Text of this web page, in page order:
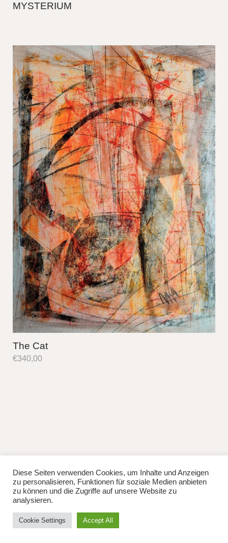
MYSTERIUM
The Cat
€340,00
fb instag
© 2026Lisa Manhuru. Powered byWordPress
Theme: Weta vonElmastudio.
Diese Seiten verwenden Cookies, um Inhalte und Anzeigen
zu personalisieren, Funktionen für soziale Medien anbieten
zu können und die Zugriffe auf unsere Website zu
analysieren.
Cookie Settings Accept All